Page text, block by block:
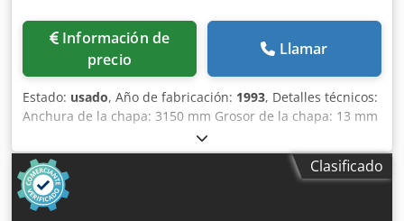
Información de
precio
Llamar
Estado: usado, Año de fabricación: 1993, Detalles técnicos:
Anchura de la chapa: 3150 mm Grosor de la chapa: 13 mm
Anchura del soporte: 3670 mm Longitud de la hoja: 3150
mm Dispositivo de sujeción: 18 piezas Tope trasero:
motorizado 1000 Altura sobre el suelo: 850 mm Número de
horas de funcionamiento: 3256 Tamaño de la mesa: LxA:
3770 x 500 mm Potencia total necesaria: 30 kW Peso de la
Clasificado